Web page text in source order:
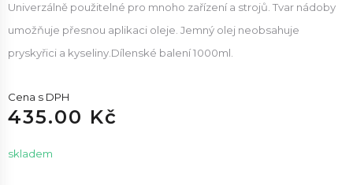
Univerzálně použitelné pro mnoho zařízení a strojů. Tvar nádoby
umožňuje přesnou aplikaci oleje. Jemný olej neobsahuje
pryskyřici a kyseliny. Dílenské balení 1000ml.
Cena s DPH
435.00 Kč
skladem